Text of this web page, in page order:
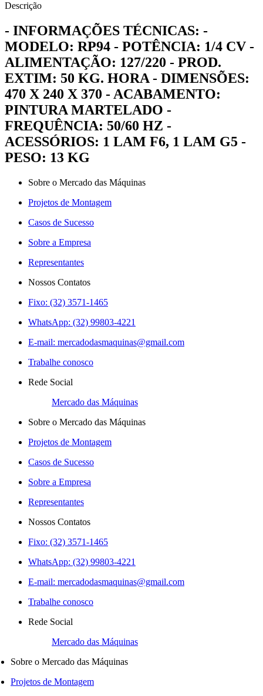
Descrição
- INFORMAÇÕES TÉCNICAS: -
MODELO: RP94 - POTÊNCIA: 1/4 CV -
ALIMENTAÇÃO: 127/220 - PROD.
EXTIM: 50 KG. HORA - DIMENSÕES:
470 X 240 X 370 - ACABAMENTO:
PINTURA MARTELADO -
FREQUÊNCIA: 50/60 HZ -
ACESSÓRIOS: 1 LAM F6, 1 LAM G5 -
PESO: 13 KG
Sobre o Mercado das Máquinas
Projetos de Montagem
Casos de Sucesso
Sobre a Empresa
Representantes
Nossos Contatos
Fixo: (32) 3571-1465
WhatsApp: (32) 99803-4221
E-mail: mercadodasmaquinas@gmail.com
Trabalhe conosco
Rede Social
Mercado das Máquinas
Sobre o Mercado das Máquinas
Projetos de Montagem
Casos de Sucesso
Sobre a Empresa
Representantes
Nossos Contatos
Fixo: (32) 3571-1465
WhatsApp: (32) 99803-4221
E-mail: mercadodasmaquinas@gmail.com
Trabalhe conosco
Rede Social
Mercado das Máquinas
Sobre o Mercado das Máquinas
Projetos de Montagem